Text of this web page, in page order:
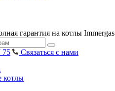
гарантия на котлы Immergas
75
Связаться с нами
котлы